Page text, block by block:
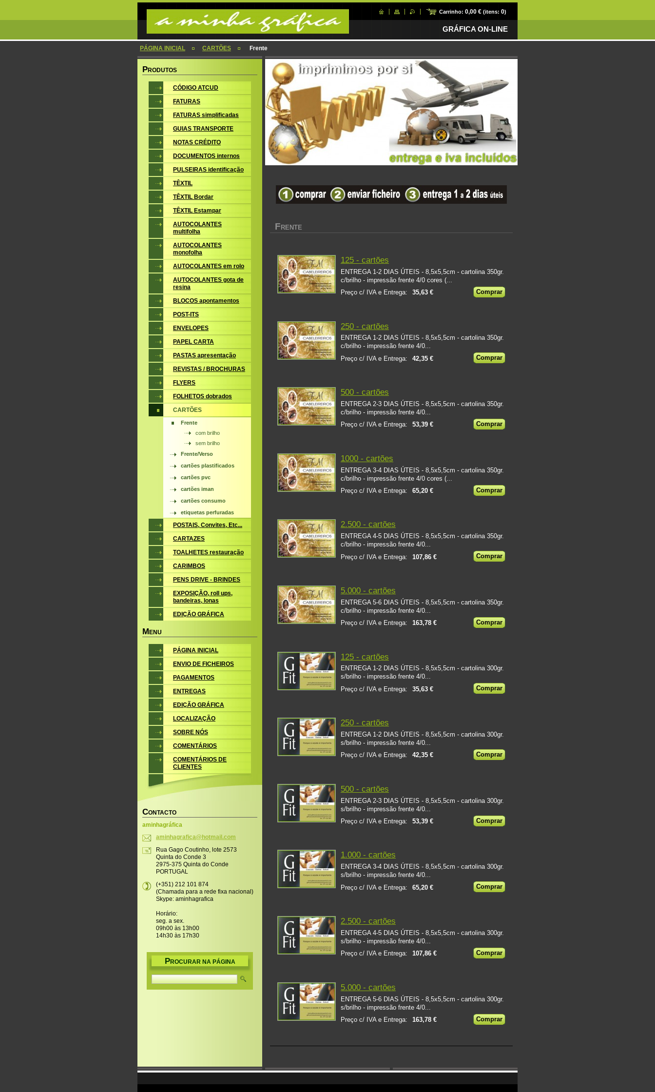
Carrinho: 0,00 € (itens: 0)
GRÁFICA ON-LINE
PÁGINA INICIAL CARTÕES Frente
F RENTE
125 - cartões
ENTREGA 1-2 DIAS ÚTEIS - 8,5x5,5cm - cartolina 350gr.
c/brilho - impressão frente 4/0 cores (...
Preço c/ IVA e Entrega:
35,63 €
250 - cartões
ENTREGA 1-2 DIAS ÚTEIS - 8,5x5,5cm - cartolina 350gr.
c/brilho - impressão frente 4/0...
Preço c/ IVA e Entrega:
42,35 €
500 - cartões
ENTREGA 2-3 DIAS ÚTEIS - 8,5x5,5cm - cartolina 350gr.
c/brilho - impressão frente 4/0...
Preço c/ IVA e Entrega:
53,39 €
1000 - cartões
ENTREGA 3-4 DIAS ÚTEIS - 8,5x5,5cm - cartolina 350gr.
c/brilho - impressão frente 4/0 cores (...
Preço c/ IVA e Entrega:
65,20 €
2.500 - cartões
ENTREGA 4-5 DIAS ÚTEIS - 8,5x5,5cm - cartolina 350gr.
c/brilho - impressão frente 4/0...
Preço c/ IVA e Entrega:
107,86 €
5.000 - cartões
ENTREGA 5-6 DIAS ÚTEIS - 8,5x5,5cm - cartolina 350gr.
c/brilho - impressão frente 4/0...
Preço c/ IVA e Entrega:
163,78 €
125 - cartões
ENTREGA 1-2 DIAS ÚTEIS - 8,5x5,5cm - cartolina 300gr.
s/brilho - impressão frente 4/0...
Preço c/ IVA e Entrega:
35,63 €
250 - cartões
ENTREGA 1-2 DIAS ÚTEIS - 8,5x5,5cm - cartolina 300gr.
s/brilho - impressão frente 4/0...
Preço c/ IVA e Entrega:
42,35 €
500 - cartões
ENTREGA 2-3 DIAS ÚTEIS - 8,5x5,5cm - cartolina 300gr.
s/brilho - impressão frente 4/0...
Preço c/ IVA e Entrega:
53,39 €
1.000 - cartões
ENTREGA 3-4 DIAS ÚTEIS - 8,5x5,5cm - cartolina 300gr.
s/brilho - impressão frente 4/0...
Preço c/ IVA e Entrega:
65,20 €
2.500 - cartões
ENTREGA 4-5 DIAS ÚTEIS - 8,5x5,5cm - cartolina 300gr.
s/brilho - impressão frente 4/0...
Preço c/ IVA e Entrega:
107,86 €
5.000 - cartões
ENTREGA 5-6 DIAS ÚTEIS - 8,5x5,5cm - cartolina 300gr.
s/brilho - impressão frente 4/0...
Preço c/ IVA e Entrega:
163,78 €
PRODUTOS
CÓDIGO ATCUD
FATURAS
FATURAS simplificadas
GUIAS TRANSPORTE
NOTAS CRÉDITO
DOCUMENTOS internos
PULSEIRAS identificação
TÊXTIL
TÊXTIL Bordar
TÊXTIL Estampar
AUTOCOLANTES
multifolha
AUTOCOLANTES
monofolha
AUTOCOLANTES em rolo
AUTOCOLANTES gota de
resina
BLOCOS apontamentos
POST-ITS
ENVELOPES
PAPEL CARTA
PASTAS apresentação
REVISTAS / BROCHURAS
FLYERS
FOLHETOS dobrados
CARTÕES
Frente
com brilho
sem brilho
Frente/Verso
cartões plastificados
cartões pvc
cartões iman
cartões consumo
etiquetas perfuradas
POSTAIS, Convites, Etc...
CARTAZES
TOALHETES restauração
CARIMBOS
PENS DRIVE - BRINDES
EXPOSIÇÃO, roll ups,
bandeiras, lonas
EDIÇÃO GRÁFICA
M ENU
PÁGINA INICIAL
ENVIO DE FICHEIROS
PAGAMENTOS
ENTREGAS
EDIÇÃO GRÁFICA
LOCALIZAÇÃO
SOBRE NÓS
COMENTÁRIOS
COMENTÁRIOS DE
CLIENTES
CONTACTO
aminhagráfica
aminhagrafica@hotmail.com
Rua Gago Coutinho, lote 2573
Quinta do Conde 3
2975-375 Quinta do Conde
PORTUGAL
(+351) 212 101 874
(Chamada para a rede fixa nacional)
Skype: aminhagrafica
Horário:
seg. a sex.
09h00 às 13h00
14h30 às 17h30
PROCURAR NA PÁGINA